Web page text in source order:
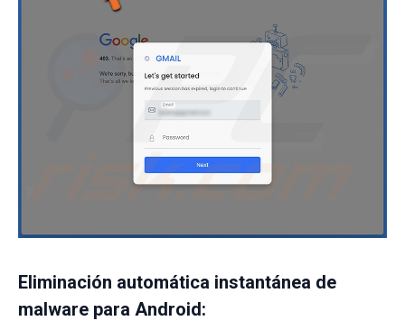
Eliminación automática instantánea de
malware para Android: